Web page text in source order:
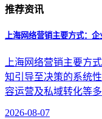
推荐资讯
上海网络营销主要方式：
上海网络营销主要方
知引导至决策的系统
容运营及私域转化等多
2026-08-07